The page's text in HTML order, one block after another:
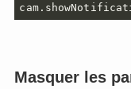
Masquer les